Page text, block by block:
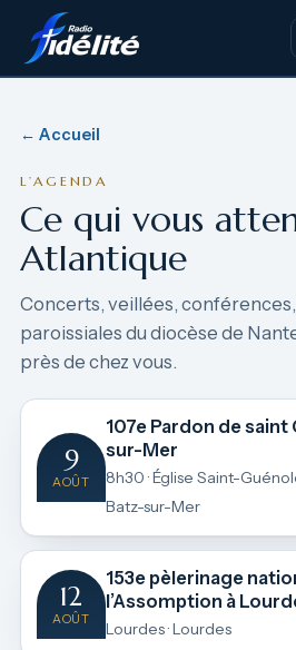
← Accueil
L’AGENDA
Ce qui vous
Atlantique
Concerts, veillées,
paroissiales du diocèse de
près de chez vous.
9
AOÛT
107e Pardon de saint
sur-Mer
8h30 · Église Saint-
Batz-sur-Mer
12
AOÛT
153e pèlerinage
l’Assomption à
Lourdes · Lourdes